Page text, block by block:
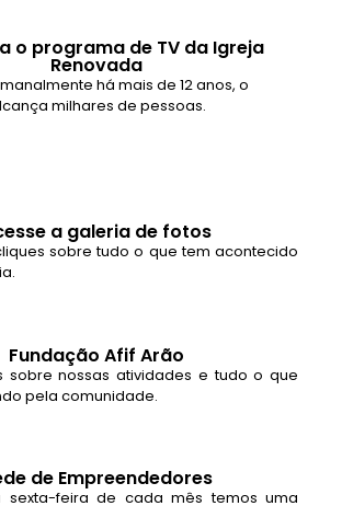
o programa de TV da Igreja
Renovada
há mais de 12 anos, o
milhares de pessoas.
a galeria de fotos
sobre tudo o que tem acontecido
Fundação Afif Arão
sobre nossas atividades e tudo o que
pela comunidade.
de Empreendedores
sexta-feira de cada mês temos uma